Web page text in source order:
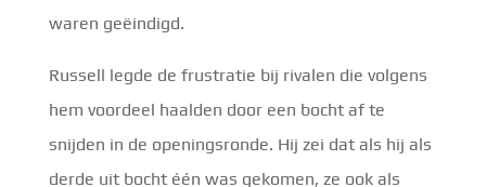
waren geëindigd.
Russell legde de frustratie bij rivalen die volgens
hem voordeel haalden door een bocht af te
snijden in de openingsronde. Hij zei dat als hij als
derde uit bocht één was gekomen, ze ook als